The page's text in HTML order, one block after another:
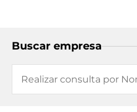
Buscar empresa